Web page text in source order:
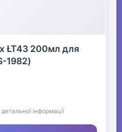
ŁT43 200мл для
1982)
інформації